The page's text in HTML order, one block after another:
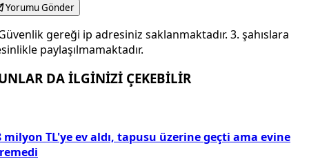
Yorumu Gönder
gereği ip adresiniz saklanmaktadır. 3. şahıslara
paylaşılmamaktadır.
DA İLGİNİZİ ÇEKEBİLİR
milyon TL'ye ev aldı, tapusu üzerine geçti ama evine